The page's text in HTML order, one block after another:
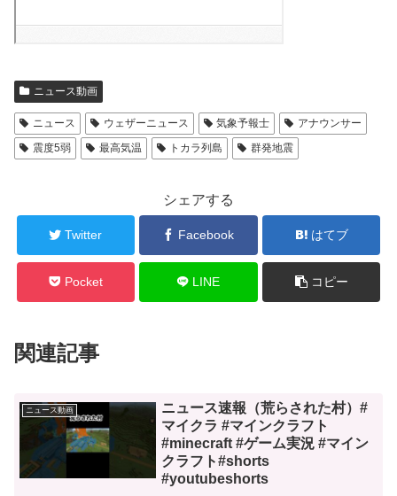
ニュース動画
ニュース ウェザーニュース 気象予報士
アナウンサー
震度5弱
最高気温 トカラ列島 群発地震
シェアする
Twitter Facebook はてブ
Pocket LINE コピー
関連記事
ニュース動画
ニュース速報（荒らされた村）#
マイクラ #マインクラフト
#minecraft #ゲーム実況 #マイン
クラフト#shorts
#youtubeshorts